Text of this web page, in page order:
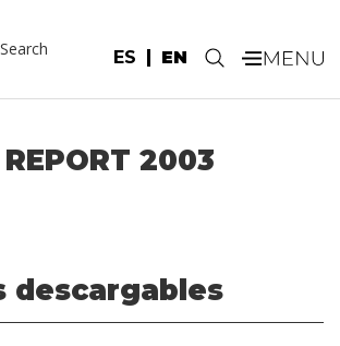
ES EN
Search .
2003
descargables